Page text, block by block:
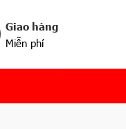
Giao hàng
Miễn phí